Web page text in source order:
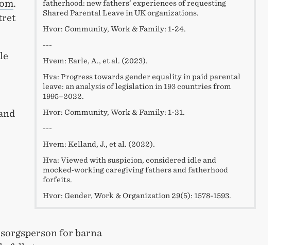
fatherhood: new fathers’ experiences of requesting
Shared Parental Leave in UK organizations.
Hvor: Community, Work & Family: 1-24.
---
Hvem: Earle, A., et al. (2023).
Hva: Progress towards gender equality in paid parental
leave: an analysis of legislation in 193 countries from
1995–2022.
Hvor: Community, Work & Family: 1-21.
---
Hvem: Kelland, J., et al. (2022).
Hva: Viewed with suspicion, considered idle and
mocked‐working caregiving fathers and fatherhood
forfeits.
Hvor: Gender, Work & Organization 29(5): 1578-1593.
.
for barna